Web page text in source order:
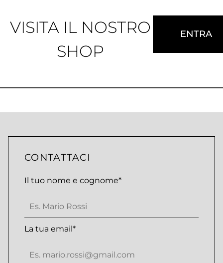
VISITA IL NOSTRO
SHOP
ENTRA
CONTATTACI
Il tuo nome e cognome*
La tua email*